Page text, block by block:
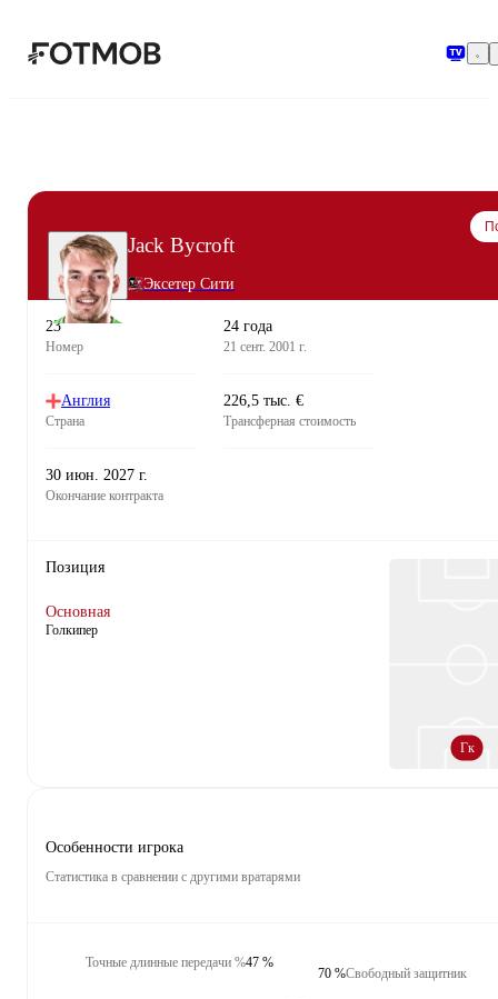
Jack Bycroft
Эксетер Сити
23
Номер
24 года
21 сент. 2001 г.
Англия
Страна
226,5 тыс. €
Трансферная стоимость
30 июн. 2027 г.
Окончание контракта
Позиция
Основная
Голкипер
Гк
Особенности игрока
Статистика в сравнении с другими вратарями
Точные длинные передачи %47 %
Свободный защитник
70 %